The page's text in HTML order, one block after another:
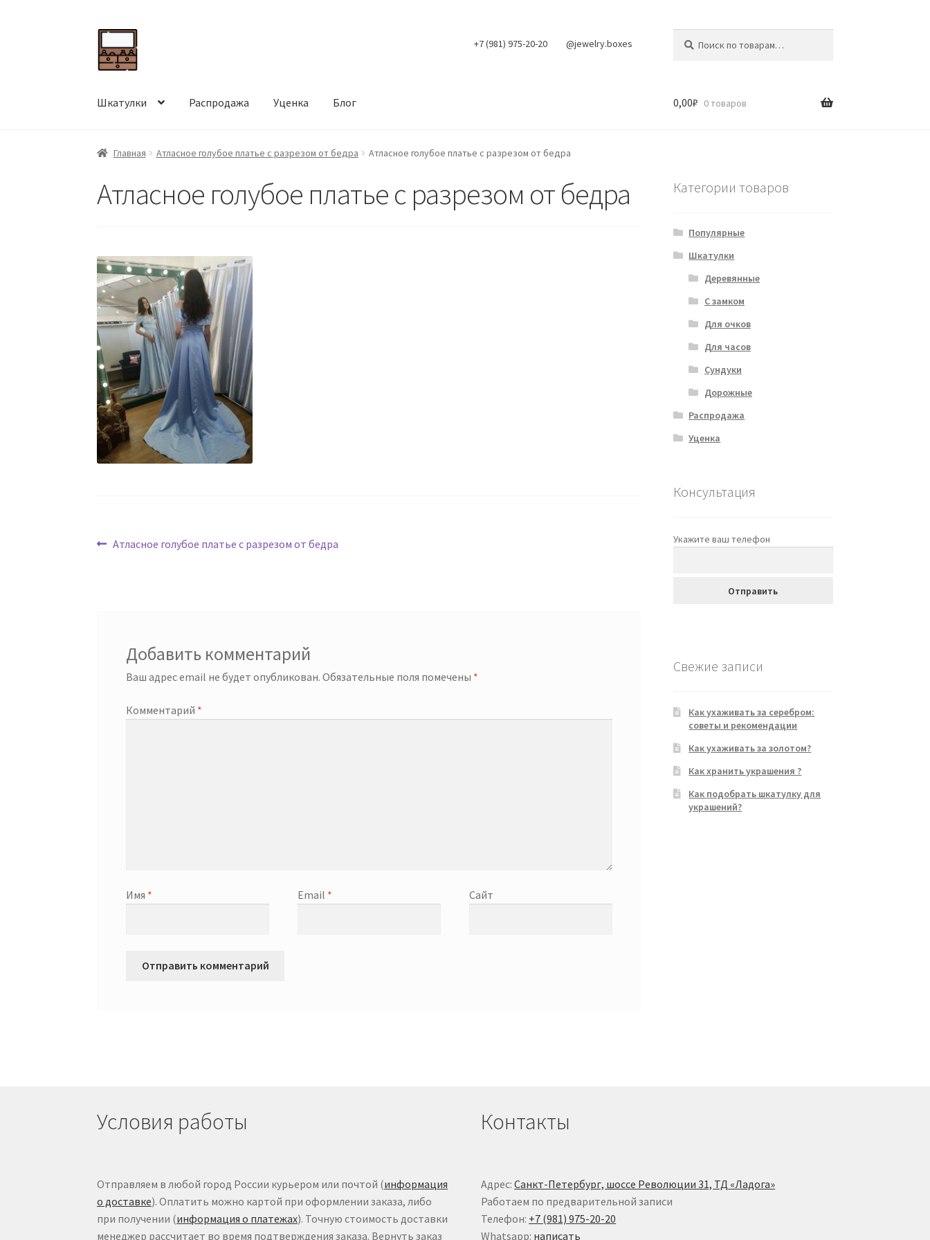
Перейти
к
навигации
Перейти
к
содержимому
+7 (981) 975-20-20 @jewelry.boxes
Шкатулки Распродажа Уценка Блог 0,00₽ 0 товаров
Главная Атласное голубое платье с разрезом от бедра Атласное голубое платье с разрезом от бедра
Атласное голубое платье с разрезом от бедра
Навигация
Предыдущая
Атласное голубое платье с разрезом от бедра
Добавить комментарий
Ваш адрес email не будет опубликован. Обязательные поля помечены *
Комментарий *
Имя * Email * Сайт
Категории товаров
Популярные
Шкатулки
Деревянные
С замком
Для очков
Для часов
Сундуки
Дорожные
Распродажа
Уценка
Консультация
Укажите ваш телефон
Свежие записи
Как ухаживать за серебром:
советы и рекомендации
Как ухаживать за золотом?
Как хранить украшения ?
Как подобрать шкатулку для
украшений?
Условия работы
Отправляем в любой город России курьером или почтой (информация
о доставке). Оплатить можно картой при оформлении заказа, либо
при получении (информация о платежах). Точную стоимость доставки
менеджер рассчитает во время подтверждения заказа. Вернуть заказ
Контакты
Адрес:Санкт-Петербург, шоссе Революции 31, ТД «Ладога»
Работаем по предварительной записи
Телефон: +7 (981) 975-20-20
Whatsapp: написать